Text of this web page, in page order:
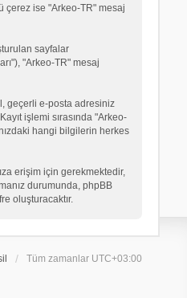
çerez ise "Arkeo-TR" mesaj
sayfalar
"Arkeo-TR" mesaj
geçerli e-posta adresiniz
işlemi sırasında "Arkeo-
hangi bilgilerin herkes
erişim için gerekmektedir,
durumunda, phpBB
oluşturacaktır.
Tüm zamanlar UTC+03:00